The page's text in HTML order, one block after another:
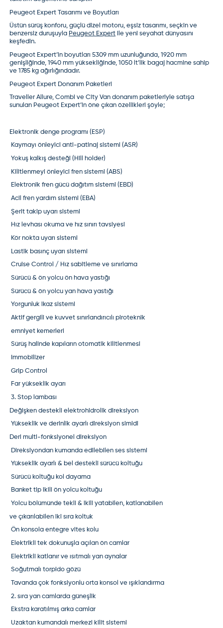
Peugeot Expert Tasarımı ve Boyutları
Üstün sürüş konforu, güçlü dizel motoru, eşsiz tasarımı, seçkin ve
benzersiz duruşuyla Peugeot Expert ile yeni seyahat dünyasını
keşfedin.
Peugeot Expert’in boyutları 5309 mm uzunluğunda, 1920 mm
genişliğinde, 1940 mm yüksekliğinde, 1050 lt’lik bagaj hacmine sahip
ve 1785 kg ağırlığındadır.
Peugeot Expert Donanım Paketleri
Traveller Allure, Combi ve City Van donanım paketleriyle satışa
sunulan Peugeot Expert’in öne çıkan özellikleri şöyle;
Elektronik denge programı (ESP)
Kaymayı önleyici anti-patinaj sistemi (ASR)
Yokuş kalkış desteği (Hill holder)
Kilitlenmeyi önleyici fren sistemi (ABS)
Elektronik fren gücü dağıtım sistemi (EBD)
Acil fren yardım sistemi (EBA)
Şerit takip uyarı sistemi
Hız levhası okuma ve hız sınırı tavsiyesi
Kör nokta uyarı sistemi
Lastik basınç uyarı sistemi
Cruise Control / Hız sabitleme ve sınırlama
Sürücü & ön yolcu ön hava yastığı
Sürücü & ön yolcu yan hava yastığı
Yorgunluk ikaz sistemi
Aktif gergili ve kuvvet sınırlandırıcılı piroteknik
emniyet kemerleri
Sürüş halinde kapıların otomatik kilitlenmesi
Immobilizer
Grip Control
Far yükseklik ayarı
3. Stop lambası
Değişken destekli elektrohidrolik direksiyon
Yükseklik ve derinlik ayarlı direksiyon simidi
Deri multi-fonksiyonel direksiyon
Direksiyondan kumanda edilebilen ses sistemi
Yükseklik ayarlı & bel destekli sürücü koltuğu
Sürücü koltuğu kol dayama
Banket tip ikili ön yolcu koltuğu
Yolcu bölümünde tekli & ikili yatabilen, katlanabilen
ve çıkarılabilen iki sıra koltuk
Ön konsola entegre vites kolu
Elektrikli tek dokunuşla açılan ön camlar
Elektrikli katlanır ve ısıtmalı yan aynalar
Soğutmalı torpido gözü
Tavanda çok fonksiyonlu orta konsol ve ışıklandırma
2. sıra yan camlarda güneşlik
Ekstra karatılmış arka camlar
Uzaktan kumandalı merkezi kilit sistemi